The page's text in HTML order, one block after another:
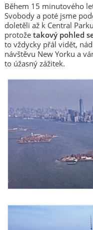
Během 15 minutového
Svobody a poté jsme
doletěli až k Central
protože takový pohled
to vždycky přál vidět,
návštěvu New Yorku a
to úžasný zážitek.